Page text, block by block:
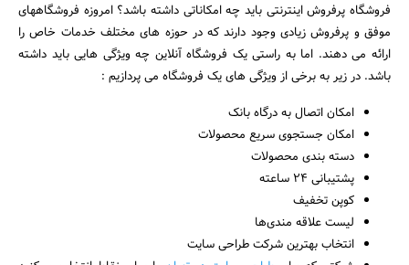
فروشگاه پرفروش اینترنتی باید چه امکاناتی داشته باشد؟ امروزه فروشگاههای
موفق و پرفروش زیادی وجود دارند که در حوزه های مختلف خدمات خاص را
ارائه می دهند. اما به راستی یک فروشگاه آنلاین چه ویژگی هایی باید داشته
باشد. در زیر به برخی از ویژگی های یک فروشگاه می پردازیم :
امکان اتصال به درگاه بانک
امکان جستجوی سریع محصولات
دسته بندی محصولات
پشتیبانی 24 ساعته
کوپن تخفیف
لیست علاقه مندی‌ها
انتخاب بهترین شرکت طراحی سایت